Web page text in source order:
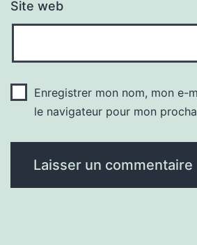
Site web
Enregistrer mon nom, mon e-
le navigateur pour mon